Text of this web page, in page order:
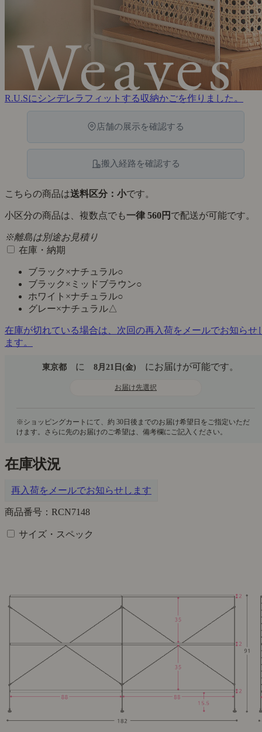
R.U.Sにシンデレラフィットする収納かごを作りました。
店舗の展示を確認する
搬入経路を確認する
こちらの商品は送料区分：小です。
小区分の商品は、複数点でも一律 560円 で配送が可能です。
※離島は別途お見積り
在庫・納期
ブラック×ナチュラル○
ブラック×ミッドブラウン○
ホワイト×ナチュラル○
グレー×ナチュラル△
在庫が切れている場合は、次回の再入荷をメールでお知らせ
ます。
東京都 に 8月21日(金) にお届けが可能です。
お届け先選択
在庫状況
再入荷をメールでお知らせします
商品番号：RCN7148
サイズ・スペック